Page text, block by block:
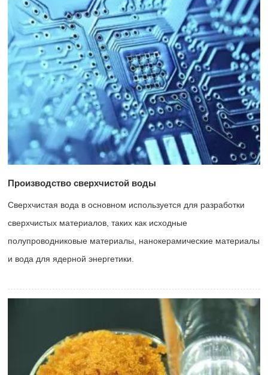
Производство сверхчистой воды
Сверхчистая вода в основном используется для разработки
сверхчистых материалов, таких как исходные
полупроводниковые материалы, нанокерамические материалы
и вода для ядерной энергетики.